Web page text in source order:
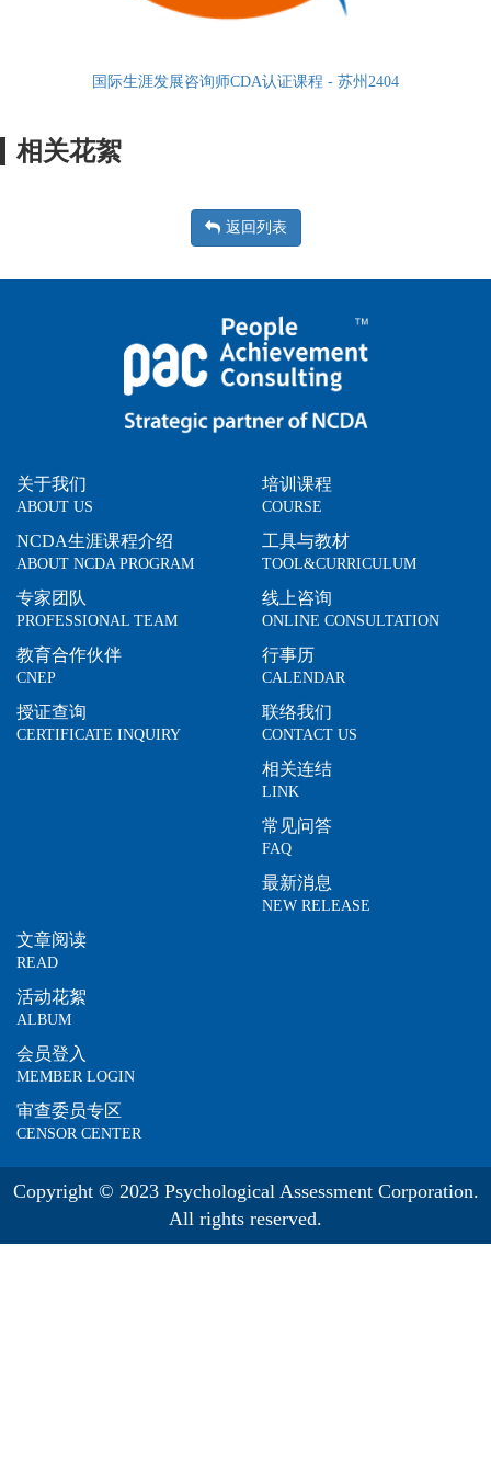
国际生涯发展咨询师CDA认证课程 - 苏州2404
相关花絮
返回列表
关于我们
ABOUT US
NCDA生涯课程介绍
ABOUT NCDA PROGRAM
专家团队
PROFESSIONAL TEAM
教育合作伙伴
CNEP
授证查询
CERTIFICATE INQUIRY
培训课程
COURSE
工具与教材
TOOL&CURRICULUM
线上咨询
ONLINE CONSULTATION
行事历
CALENDAR
联络我们
CONTACT US
相关连结
LINK
常见问答
FAQ
最新消息
NEW RELEASE
文章阅读
READ
活动花絮
ALBUM
会员登入
MEMBER LOGIN
审查委员专区
CENSOR CENTER
Copyright © 2023 Psychological Assessment Corporation.
All rights reserved.